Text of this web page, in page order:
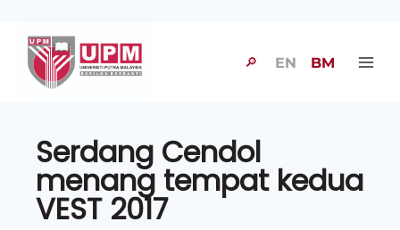
🔎 EN BM
Serdang Cendol
menang tempat kedua
VEST 2017